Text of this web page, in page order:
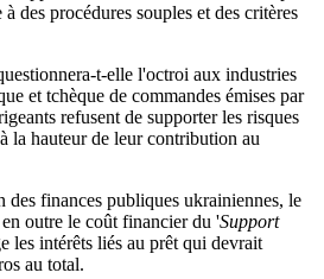
des procédures souples et des critères
t-elle l'octroi aux industries
et tchèque de commandes émises par
refusent de supporter les risques
la hauteur de leur contribution au
des finances publiques ukrainiennes, le
outre le coût financier du 'Support
les intérêts liés au prêt qui devrait
au total.